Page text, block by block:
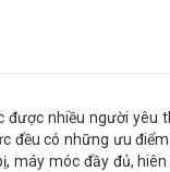
nhiều người yêu
đều có những ưu
máy móc đầy đủ,